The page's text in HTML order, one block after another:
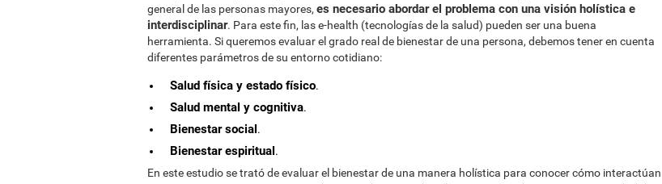
general de las personas mayores, es necesario abordar el problema con una visión holística e
interdisciplinar. Para este fin, las e-health (tecnologías de la salud) pueden ser una buena
herramienta. Si queremos evaluar el grado real de bienestar de una persona, debemos tener en cuenta
diferentes parámetros de su entorno cotidiano:
Salud física y estado físico.
Salud mental y cognitiva.
Bienestar social.
Bienestar espiritual.
En este estudio se trató de evaluar el bienestar de una manera holística para conocer cómo interactúan